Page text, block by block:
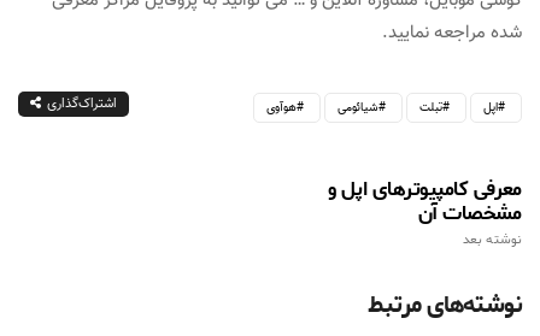
شده مراجعه نمایید.
اپل تبلت شیائومی هوآوی اشتراک‌گذاری
معرفی کامپیوترهای اپل و
مشخصات آن
نوشته بعد
نوشته‌های مرتبط